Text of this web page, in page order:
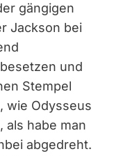
gängigen
Jackson bei
und
Stempel
wie Odysseus
als habe man
abgedreht.